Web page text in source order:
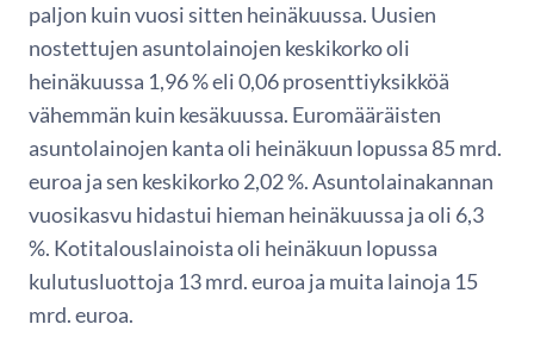
paljon kuin vuosi sitten heinäkuussa. Uusien
nostettujen asuntolainojen keskikorko oli
heinäkuussa 1,96 % eli 0,06 prosenttiyksikköä
vähemmän kuin kesäkuussa. Euromääräisten
asuntolainojen kanta oli heinäkuun lopussa 85 mrd.
euroa ja sen keskikorko 2,02 %. Asuntolainakannan
vuosikasvu hidastui hieman heinäkuussa ja oli 6,3
%. Kotitalouslainoista oli heinäkuun lopussa
kulutusluottoja 13 mrd. euroa ja muita lainoja 15
mrd. euroa.